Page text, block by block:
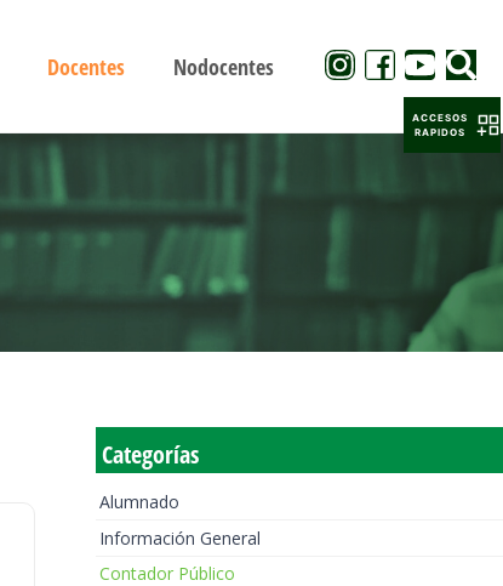
Docentes Nodocentes
Categorías
Alumnado
Información General
Contador Público
ACCESOS
RAPIDOS